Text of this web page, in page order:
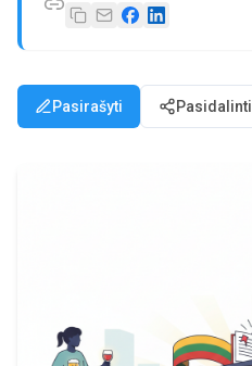
Pasirašyti Pasidalinti